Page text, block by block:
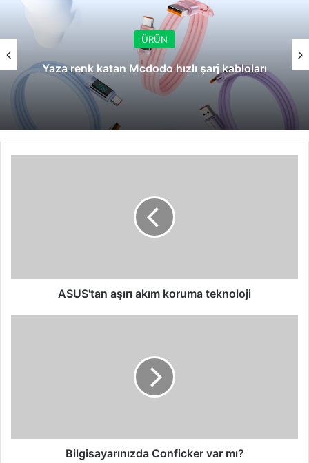
ÜRÜN
Yaza renk katan Mcdodo hızlı şarj kabloları
ASUS'tan aşırı akım koruma teknoloji
Bilgisayarınızda Conficker var mı?